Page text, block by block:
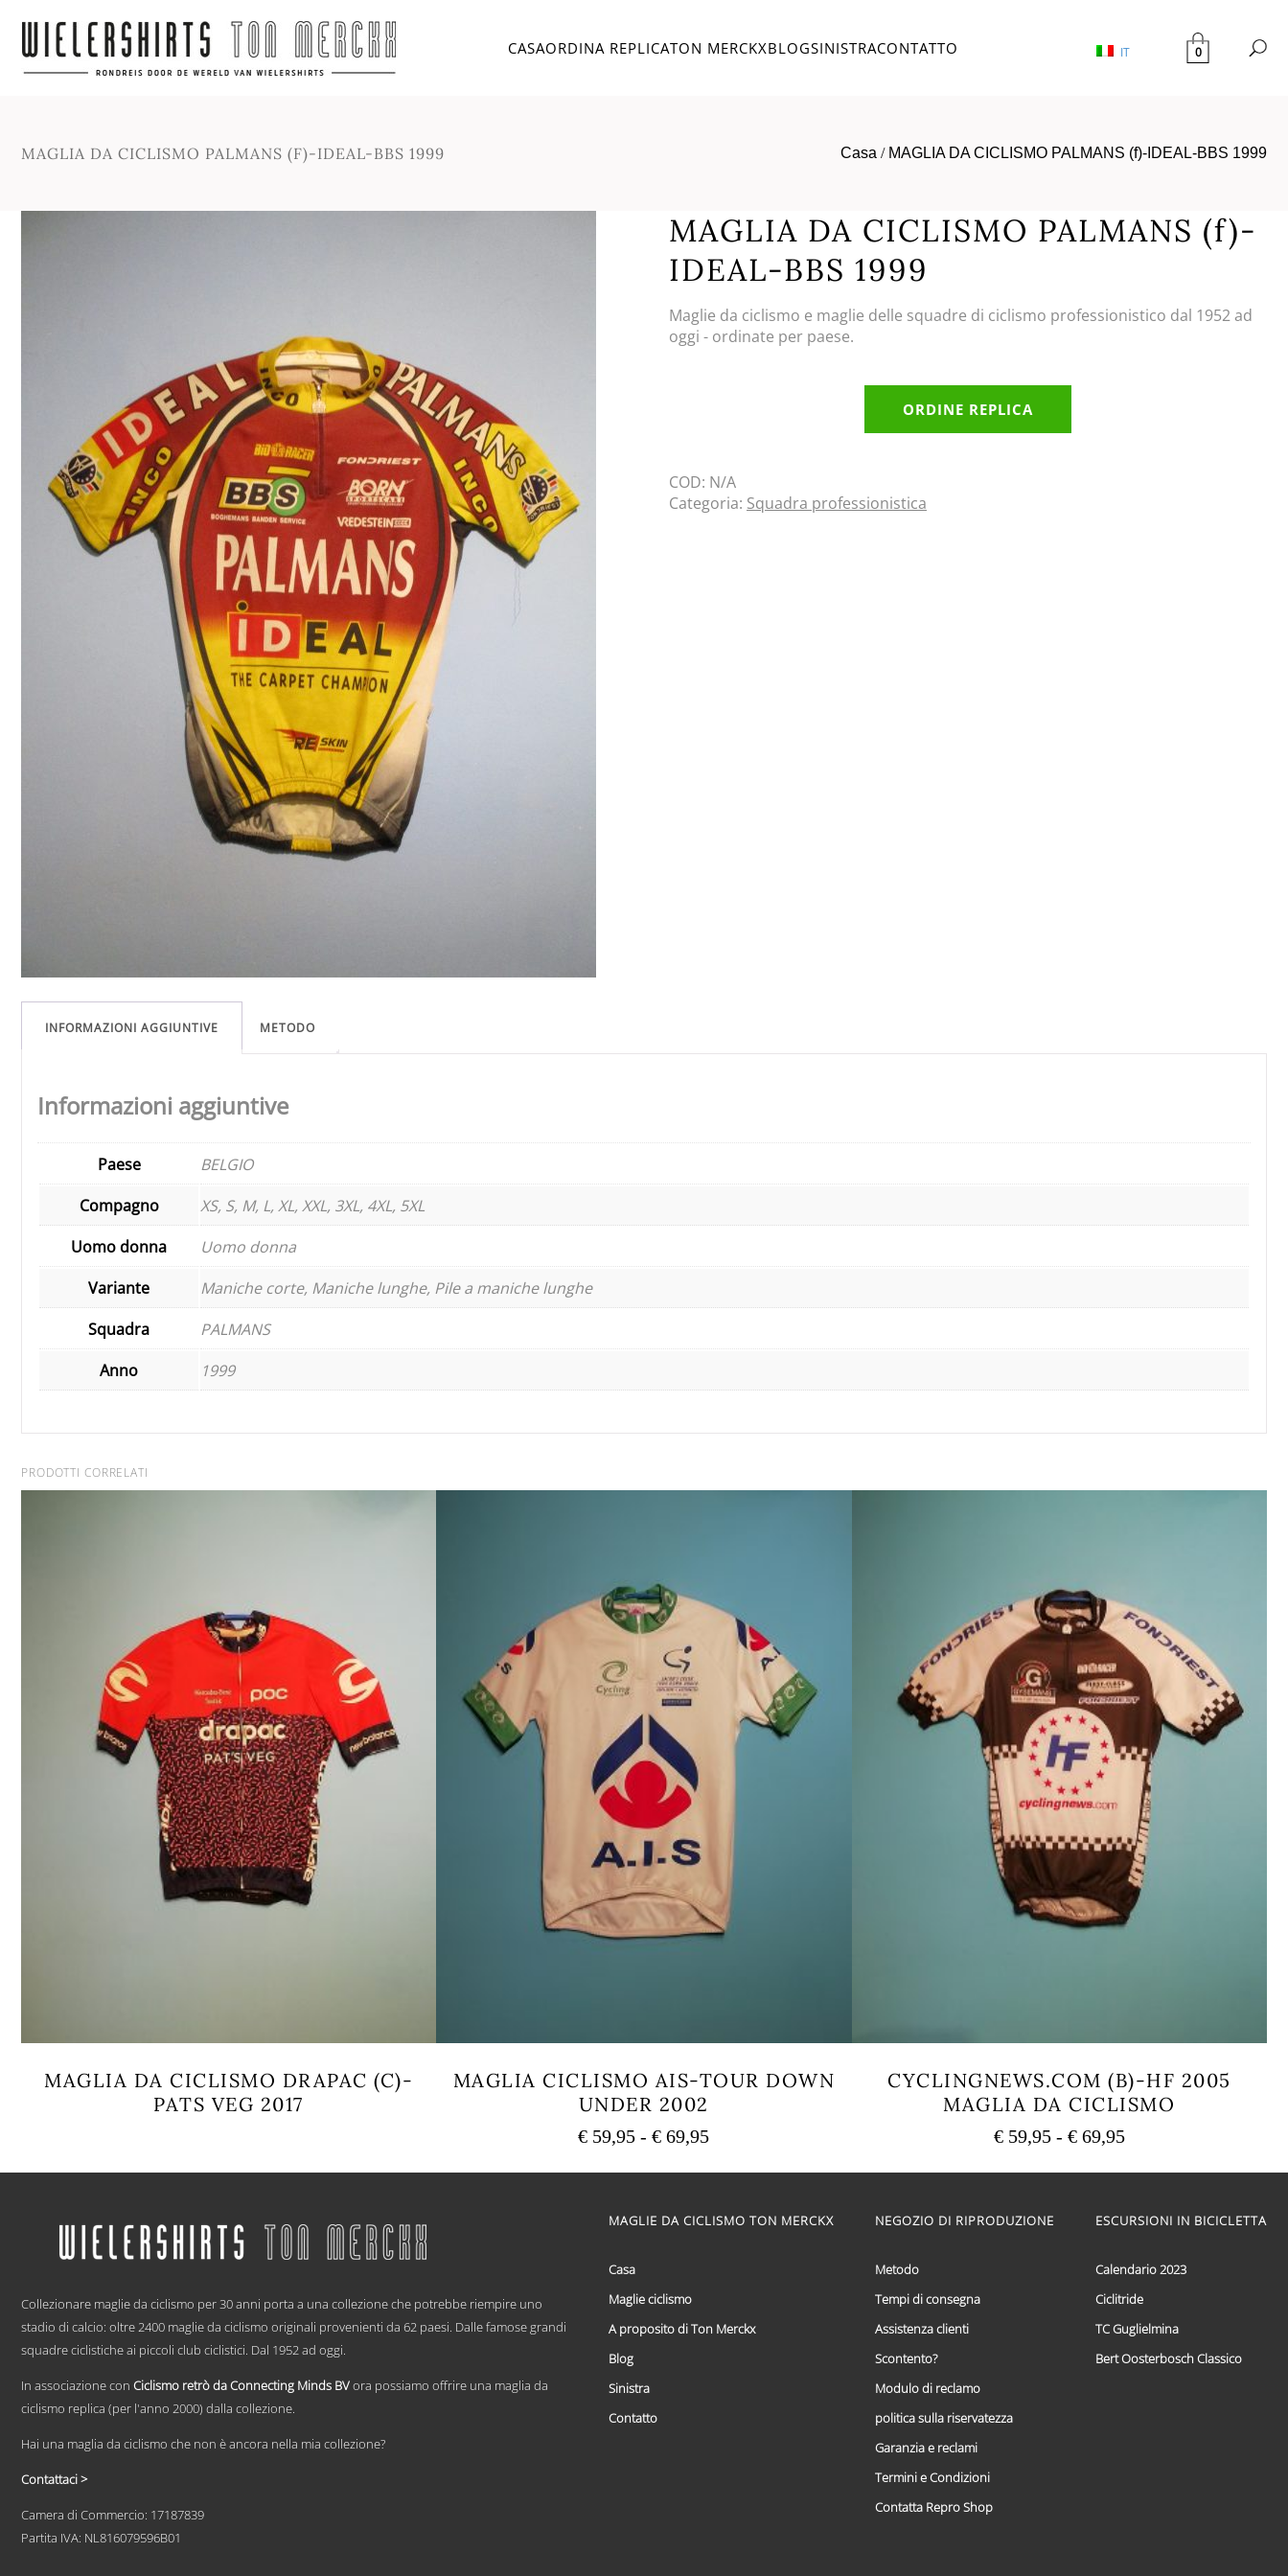
CASAORDINA REPLICATON MERCKXBLOGSINISTRACONTATTO IT 0
MAGLIA DA CICLISMO PALMANS (F)-IDEAL-BBS 1999 Casa / MAGLIA DA CICLISMO PALMANS (f)-IDEAL-BBS 1999
MAGLIA DA CICLISMO PALMANS (f)-
IDEAL-BBS 1999
Maglie da ciclismo e maglie delle squadre di ciclismo professionistico dal 1952 ad
oggi - ordinate per paese.
ORDINE REPLICA
COD: N/A
Categoria: Squadra professionistica
INFORMAZIONI AGGIUNTIVE METODO
Informazioni aggiuntive
Paese
BELGIO
Compagno
XS, S, M, L, XL, XXL, 3XL, 4XL, 5XL
Uomo donna
Uomo donna
Variante
Maniche corte, Maniche lunghe, Pile a maniche lunghe
Squadra
PALMANS
Anno
1999
PRODOTTI CORRELATI
MAGLIA DA CICLISMO DRAPAC (C)-
PATS VEG 2017
opzioni
possono
nella
pagina
prodotto
MAGLIA CICLISMO AIS-TOUR DOWN
UNDER 2002
€ 59,95 - € 69,95Fascia
prezzo:
€ 59,95
più
essere
scelte
nella
prodotto
CYCLINGNEWS.COM (B)-HF 2005
MAGLIA DA CICLISMO
€59,95 - €69,95Fascia
prezzo:
€ 59,95
€ 69,95
opzioni
pagina
Collezionare maglie da ciclismo per 30 anni porta a una collezione che potrebbe riempire uno
stadio di calcio: oltre 2400 maglie da ciclismo originali provenienti da 62 paesi. Dalle famose grandi
squadre ciclistiche ai piccoli club ciclistici. Dal 1952 ad oggi.
In associazione con Ciclismo retrò da Connecting Minds BVora possiamo offrire una maglia da
ciclismo replica (per l'anno 2000) dalla collezione.
Hai una maglia da ciclismo che non è ancora nella mia collezione?
Contattaci >
Camera di Commercio: 17187839
Partita IVA: NL816079596B01
MAGLIE DA CICLISMO TON MERCKX
Casa
Maglie ciclismo
A proposito di Ton Merckx
Blog
Sinistra
Contatto
NEGOZIO DI RIPRODUZIONE
Metodo
Tempi di consegna
Assistenza clienti
Scontento?
Modulo di reclamo
politica sulla riservatezza
Garanzia e reclami
Termini e Condizioni
Contatta Repro Shop
ESCURSIONI IN BICICLETTA
Calendario 2023
Ciclitride
TC Guglielmina
Bert Oosterbosch Classico